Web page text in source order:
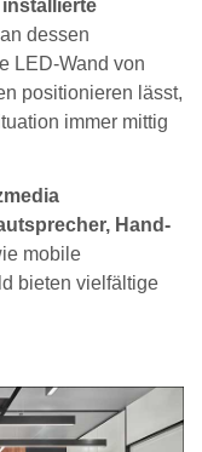
an dessen
LED-Wand von
positionieren lässt,
immer mittig
Hand-
mobile
bieten vielfältige